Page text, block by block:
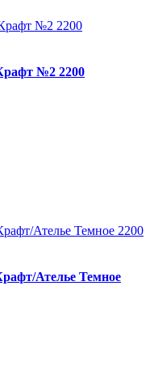
№2 2200
Ателье Темное